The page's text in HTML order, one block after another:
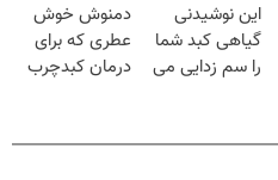
خانگی
این نوشیدنی
گیاهی کبد شما
را سم زدایی می
دمنوش خوش
عطری که برای
درمان کبدچرب